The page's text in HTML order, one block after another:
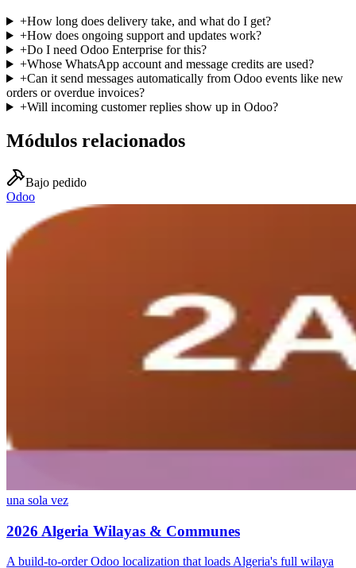
+How long does delivery take, and what do I get?
+How does ongoing support and updates work?
+Do I need Odoo Enterprise for this?
+Whose WhatsApp account and message credits are used?
+Can it send messages automatically from Odoo events like new
orders or overdue invoices?
+Will incoming customer replies show up in Odoo?
Módulos relacionados
Bajo pedido
Odoo
una sola vez
2026 Algeria Wilayas & Communes
A build-to-order Odoo localization that loads Algeria's full wilaya